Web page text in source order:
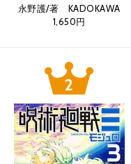
永野護/著 KADOKAWA
1,650円